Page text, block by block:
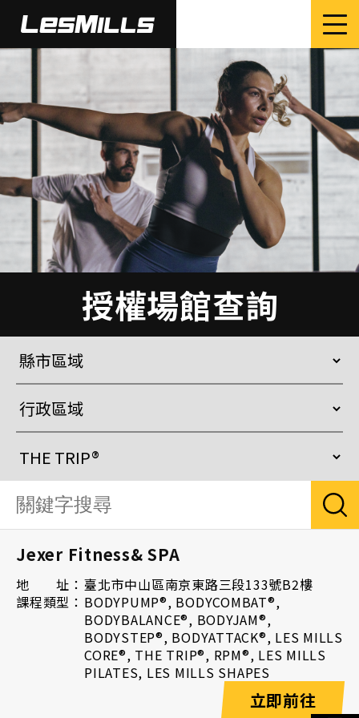
授權場館查詢
Jexer Fitness& SPA
地 址： 臺北市中山區南京東路三段133號B2樓
課程類型： BODYPUMP®, BODYCOMBAT®,
BODYBALANCE®, BODYJAM®,
BODYSTEP®, BODYATTACK®, LES MILLS
CORE®, THE TRIP®, RPM®, LES MILLS
PILATES, LES MILLS SHAPES
立即前往